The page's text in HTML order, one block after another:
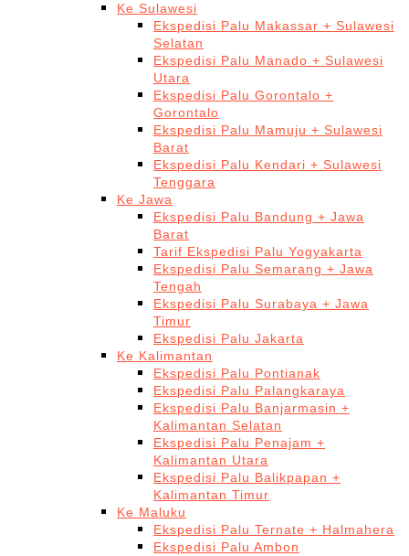
Ke Sulawesi
Ekspedisi Palu Makassar + Sulawesi
Selatan
Ekspedisi Palu Manado + Sulawesi
Utara
Ekspedisi Palu Gorontalo +
Gorontalo
Ekspedisi Palu Mamuju + Sulawesi
Barat
Ekspedisi Palu Kendari + Sulawesi
Tenggara
Ke Jawa
Ekspedisi Palu Bandung + Jawa
Barat
Tarif Ekspedisi Palu Yogyakarta
Ekspedisi Palu Semarang + Jawa
Tengah
Ekspedisi Palu Surabaya + Jawa
Timur
Ekspedisi Palu Jakarta
Ke Kalimantan
Ekspedisi Palu Pontianak
Ekspedisi Palu Palangkaraya
Ekspedisi Palu Banjarmasin +
Kalimantan Selatan
Ekspedisi Palu Penajam +
Kalimantan Utara
Ekspedisi Palu Balikpapan +
Kalimantan Timur
Ke Maluku
Ekspedisi Palu Ternate + Halmahera
Ekspedisi Palu Ambon